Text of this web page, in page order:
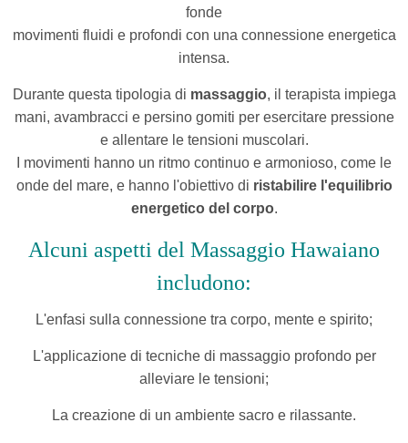
fonde
movimenti fluidi e profondi con una connessione energetica
intensa.
Durante questa tipologia di massaggio, il terapista impiega
mani, avambracci e persino gomiti per esercitare pressione
e allentare le tensioni muscolari.
I movimenti hanno un ritmo continuo e armonioso, come le
onde del mare, e hanno l'obiettivo di ristabilire l'equilibrio
energetico del corpo.
Alcuni aspetti del Massaggio Hawaiano
includono:
L'enfasi sulla connessione tra corpo, mente e spirito;
L'applicazione di tecniche di massaggio profondo per
alleviare le tensioni;
La creazione di un ambiente sacro e rilassante.